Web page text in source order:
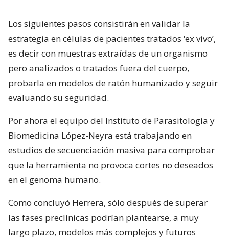
Los siguientes pasos consistirán en validar la
estrategia en células de pacientes tratados ‘ex vivo’,
es decir con muestras extraídas de un organismo
pero analizados o tratados fuera del cuerpo,
probarla en modelos de ratón humanizado y seguir
evaluando su seguridad.
Por ahora el equipo del Instituto de Parasitología y
Biomedicina López-Neyra está trabajando en
estudios de secuenciación masiva para comprobar
que la herramienta no provoca cortes no deseados
en el genoma humano.
Como concluyó Herrera, sólo después de superar
las fases preclínicas podrían plantearse, a muy
largo plazo, modelos más complejos y futuros